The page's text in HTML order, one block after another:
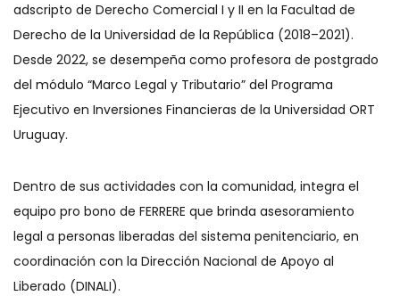
adscripto de Derecho Comercial I y II en la Facultad de
Derecho de la Universidad de la República (2018–2021).
Desde 2022, se desempeña como profesora de postgrado
del módulo “Marco Legal y Tributario” del Programa
Ejecutivo en Inversiones Financieras de la Universidad ORT
Uruguay.
Dentro de sus actividades con la comunidad, integra el
equipo pro bono de FERRERE que brinda asesoramiento
legal a personas liberadas del sistema penitenciario, en
coordinación con la Dirección Nacional de Apoyo al
Liberado (DINALI).